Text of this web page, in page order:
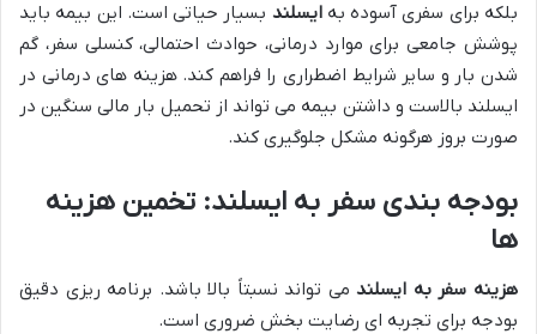
بلکه برای سفری آسوده بهایسلند بسیار حیاتی است. این بیمه باید
پوشش جامعی برای موارد درمانی، حوادث احتمالی، کنسلی سفر، گم
شدن بار و سایر شرایط اضطراری را فراهم کند. هزینه های درمانی در
ایسلند بالاست و داشتن بیمه می تواند از تحمیل بار مالی سنگین در
صورت بروز هرگونه مشکل جلوگیری کند.
بودجه بندی سفر به ایسلند: تخمین هزینه
ها
هزینه سفر به ایسلندمی تواند نسبتاً بالا باشد. برنامه ریزی دقیق
بودجه برای تجربه ای رضایت بخش ضروری است.